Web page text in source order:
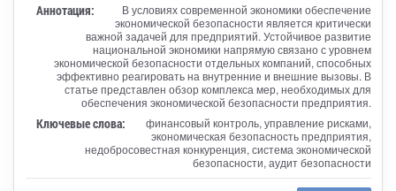
Аннотация:
В условиях современной экономики обеспечение
экономической безопасности является критически
важной задачей для предприятий. Устойчивое развитие
национальной экономики напрямую связано с уровнем
экономической безопасности отдельных компаний, способных
эффективно реагировать на внутренние и внешние вызовы. В
статье представлен обзор комплекса мер, необходимых для
обеспечения экономической безопасности предприятия.
Ключевые слова:
финансовый контроль, управление рисками,
экономическая безопасность предприятия,
недобросовестная конкуренция, система экономической
безопасности, аудит безопасности